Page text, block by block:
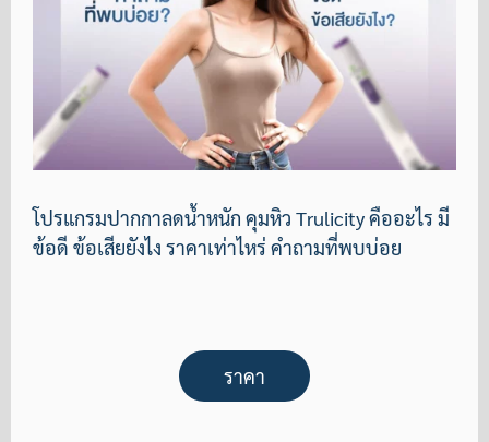
โปรแกรมปากกาลดน้ำหนัก คุมหิว Trulicity คืออะไร มี
ข้อดี ข้อเสียยังไง ราคาเท่าไหร่ คำถามที่พบบ่อย
ราคา